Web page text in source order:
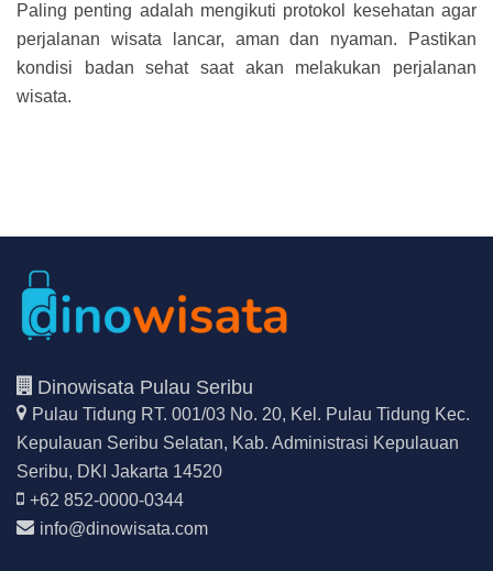
Paling penting adalah mengikuti protokol kesehatan agar
perjalanan wisata lancar, aman dan nyaman. Pastikan
kondisi badan sehat saat akan melakukan perjalanan
wisata.
Dinowisata Pulau Seribu
Pulau Tidung RT. 001/03 No. 20, Kel. Pulau Tidung Kec.
Kepulauan Seribu Selatan, Kab. Administrasi Kepulauan
Seribu, DKI Jakarta 14520
+62 852-0000-0344
info@dinowisata.com